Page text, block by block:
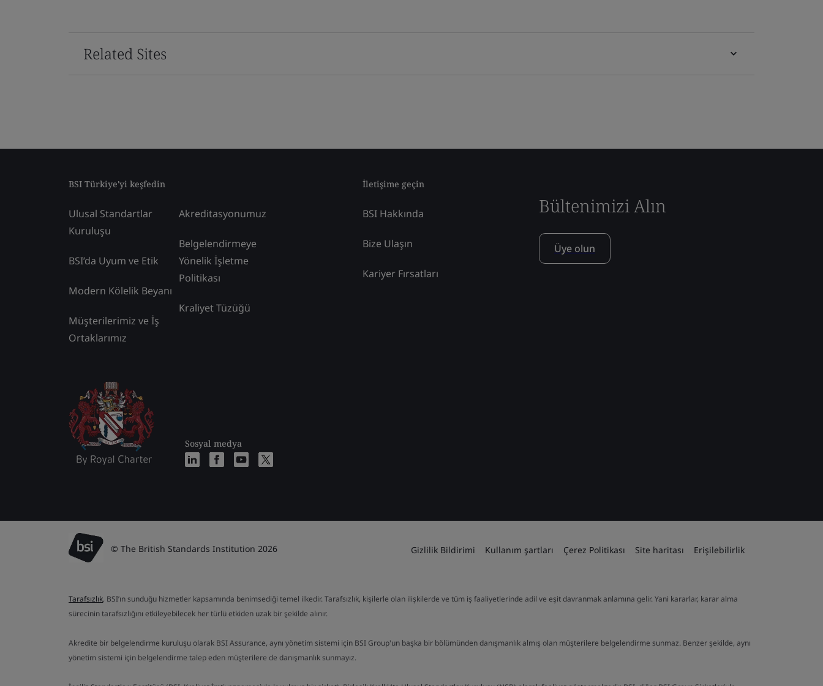
Related Sites
BSI Türkiye'yi keşfedin
Ulusal Standartlar
Kuruluşu
BSI’da Uyum ve Etik
Modern Kölelik Beyanı
Müşterilerimiz ve İş
Ortaklarımız
Akreditasyonumuz
Belgelendirmeye
Yönelik İşletme
Politikası
Kraliyet Tüzüğü
Sosyal medya
İletişime geçin
BSI Hakkında
Bize Ulaşın
Kariyer Fırsatları
Bültenimizi Alın
Üye olun
© The British Standards Institution 2026 Gizlilik Bildirimi Kullanım şartları Çerez Politikası Site haritası Erişilebilirlik
Tarafsızlık, BSI’ın sunduğu hizmetler kapsamında benimsediği temel ilkedir. Tarafsızlık, kişilerle olan ilişkilerde ve tüm iş faaliyetlerinde adil ve eşit davranmak anlamına gelir. Yani kararlar, karar alma
sürecinin tarafsızlığını etkileyebilecek her türlü etkiden uzak bir şekilde alınır.
Akredite bir belgelendirme kuruluşu olarak BSI Assurance, aynı yönetim sistemi için BSI Group'un başka bir bölümünden danışmanlık almış olan müşterilere belgelendirme sunmaz. Benzer şekilde, aynı
yönetim sistemi için belgelendirme talep eden müşterilere de danışmanlık sunmayız.